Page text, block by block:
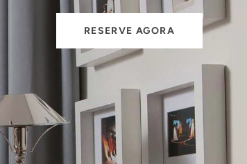
RESERVE AGORA